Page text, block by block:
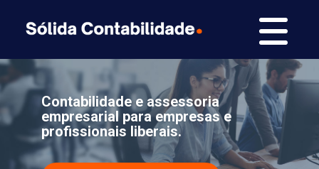
Contabilidade e assessoria
empresarial para empresas e
profissionais liberais.